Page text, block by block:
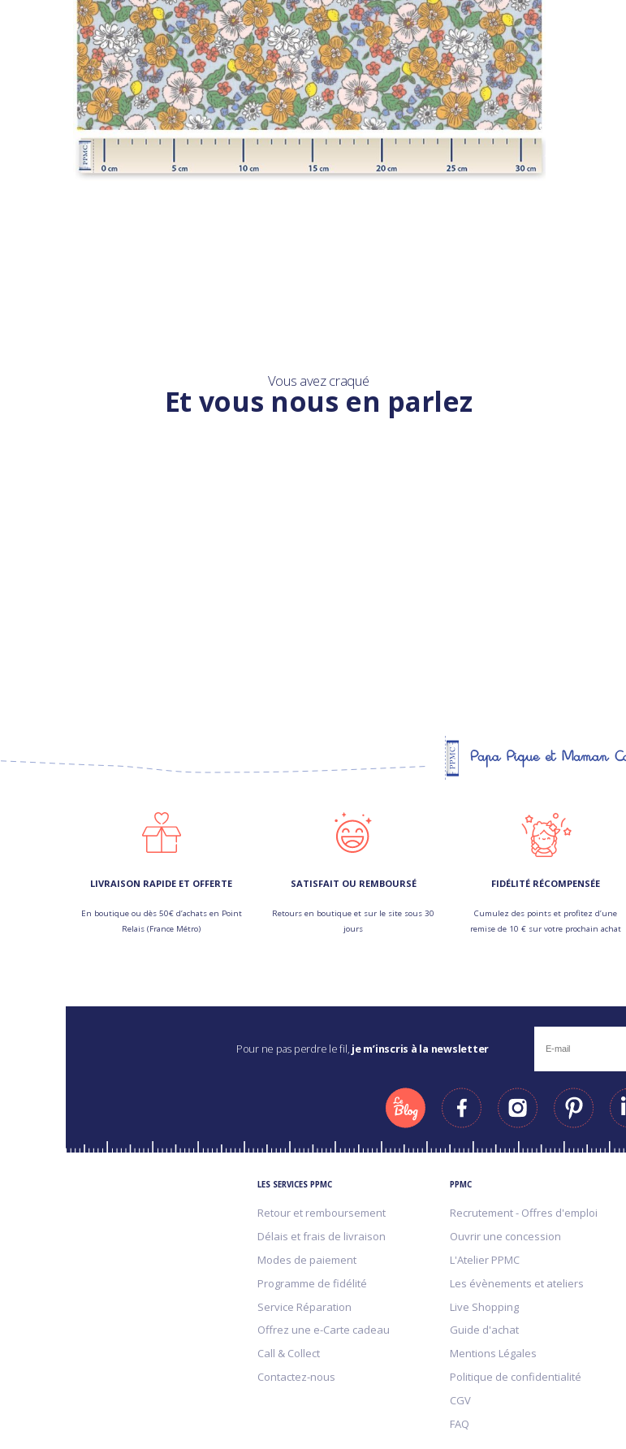
Vous avez craqué
Et vous nous en parlez
LIVRAISON RAPIDE ET OFFERTE
En boutique ou dès 50€ d’achats en Point
Relais (France Métro)
SATISFAIT OU REMBOURSÉ
Retours en boutique et sur le site sous 30
jours
FIDÉLITÉ RÉCOMPENSÉE
Cumulez des points et profitez d’une
remise de 10 € sur votre prochain achat
Pour ne pas perdre le fil, je m’inscris à la newsletter
LES SERVICES PPMC
Retour et remboursement
Délais et frais de livraison
Modes de paiement
Programme de fidélité
Service Réparation
Offrez une e-Carte cadeau
Call & Collect
Contactez-nous
PPMC
Recrutement - Offres d'emploi
Ouvrir une concession
L'Atelier PPMC
Les évènements et ateliers
Live Shopping
Guide d'achat
Mentions Légales
Politique de confidentialité
CGV
FAQ